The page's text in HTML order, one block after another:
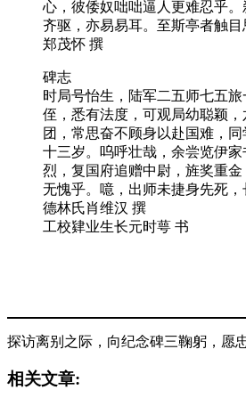
心，彼倭奴咄咄逼人更难忍乎
齐驱，亦易易耳。至斯亭者触目
郑茂怀 撰
碑志
时局号怡生，陆军二五师七五
侄，悉有法度，可观局幼聪颖
团，常思奋不顾身以赴国难，
十三岁。呜呼壮哉，余尝览伊
烈，复国府追赠中尉，旌奖重
无愧乎。噫，出师未捷身先死
德林氏肖维汉 撰
工校肄业生长元时萼 书
探访离别之际，向纪念碑三鞠躬，愿
相关文章: